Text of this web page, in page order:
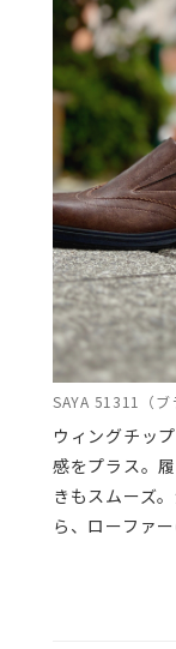
SAYA 51311（ブ
ウィングチッ
感をプラス。
きもスムーズ
ら、ローファ